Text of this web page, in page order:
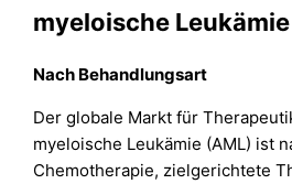
myeloische
Nach Behandlungsart
Der globale Markt für
myeloische Leukämie (AML) ist
Chemotherapie, zielgerichtete